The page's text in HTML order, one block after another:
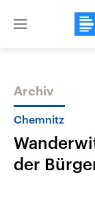
Close
Themen
Archiv
Chemnitz
der